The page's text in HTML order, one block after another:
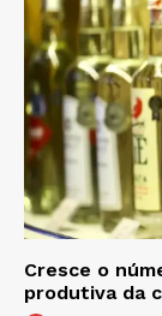
Cresce o
produtiva da